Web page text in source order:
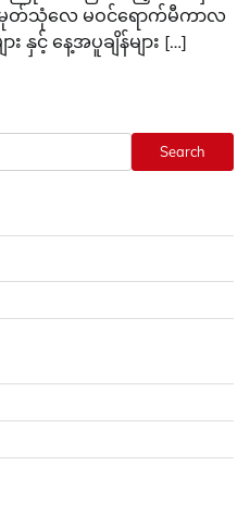
မုတ်သုံလေ မဝင်ရောက်မီကာလ
င့် နေ့အပူချိန်များ […]
Search